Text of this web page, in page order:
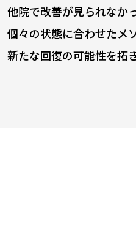
他院で改善が見られなか
個々の状態に合わせたメ
新たな回復の可能性を拓き